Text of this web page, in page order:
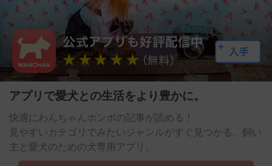
アプリで愛犬との生活をより豊かに。
快適にわんちゃんホンポの記事が読める！
見やすいカテゴリでみたいジャンルがすぐ見つかる。飼い
主と愛犬のための犬専用アプリ。